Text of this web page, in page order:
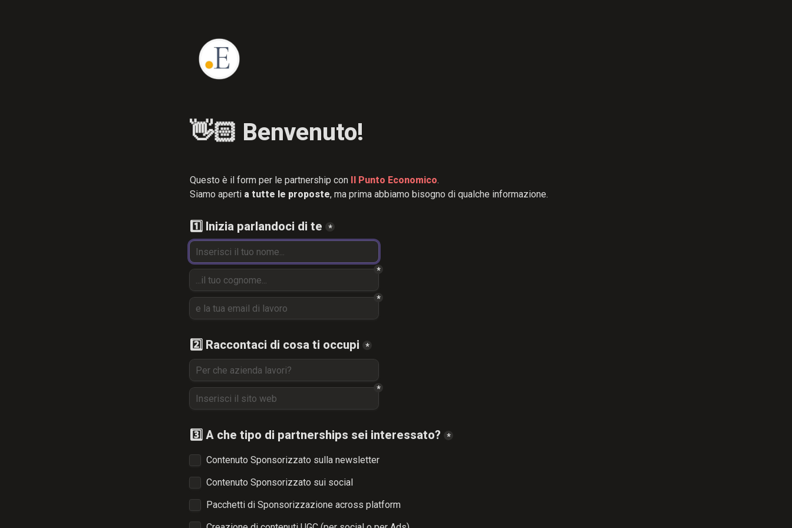
Questo è il form per le partnership con Il Punto Economico.
Siamo aperti a tutte le proposte, ma prima abbiamo bisogno di qualche informazione.
1️⃣ Inizia parlandoci di te *
*
*
2️⃣ Raccontaci di cosa ti occupi *
*
3️⃣ A che tipo di partnerships sei interessato? *
Contenuto Sponsorizzato sulla newsletter
Contenuto Sponsorizzato sui social
Pacchetti di Sponsorizzazione across platform